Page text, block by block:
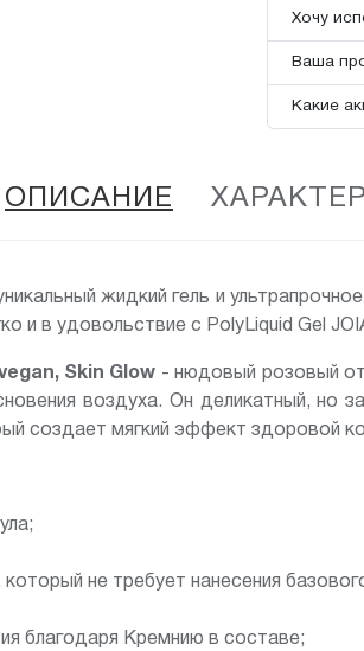
Хочу
Ваша
Какие
ОПИСАНИЕ
жидкий гель и
и в удовольствие с PolyLiquid Gel
Skin Glow - нюдовый розовый
воздуха. Он деликатный,
создает мягкий эффект здоровой
не требует нанесения
благодаря Кремнию в составе;